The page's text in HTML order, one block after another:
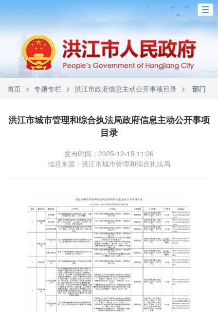
首页 > 专题专栏 > 洪江市政府信息主动公开事项目录 > 部门
洪江市城市管理和综合执法局政府信息主动公开事项
目录
发布时间：2025-12-15 11:26
信息来源：洪江市城市管理和综合执法局